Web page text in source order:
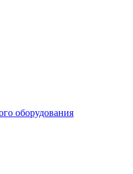
оборудования